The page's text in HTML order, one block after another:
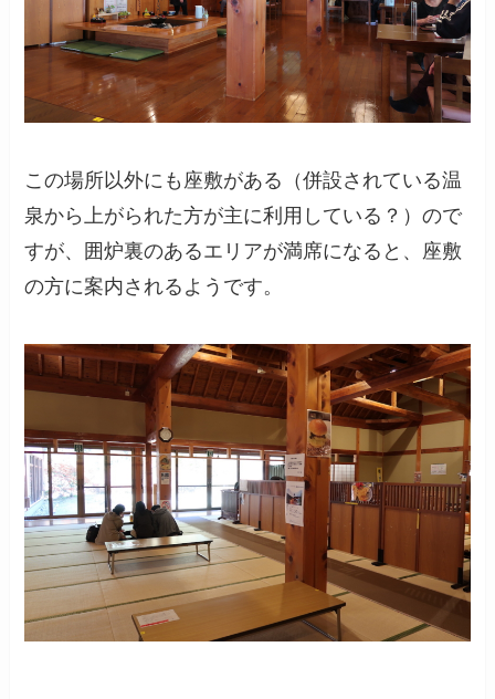
この場所以外にも座敷がある（併設されている温
泉から上がられた方が主に利用している？）ので
すが、囲炉裏のあるエリアが満席になると、座敷
の方に案内されるようです。